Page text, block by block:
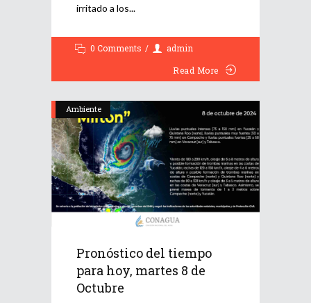
irritado a los
0 Comments
admin
Read More
Ambiente
Pronóstico del tiempo
para hoy, martes 8 de
Octubre